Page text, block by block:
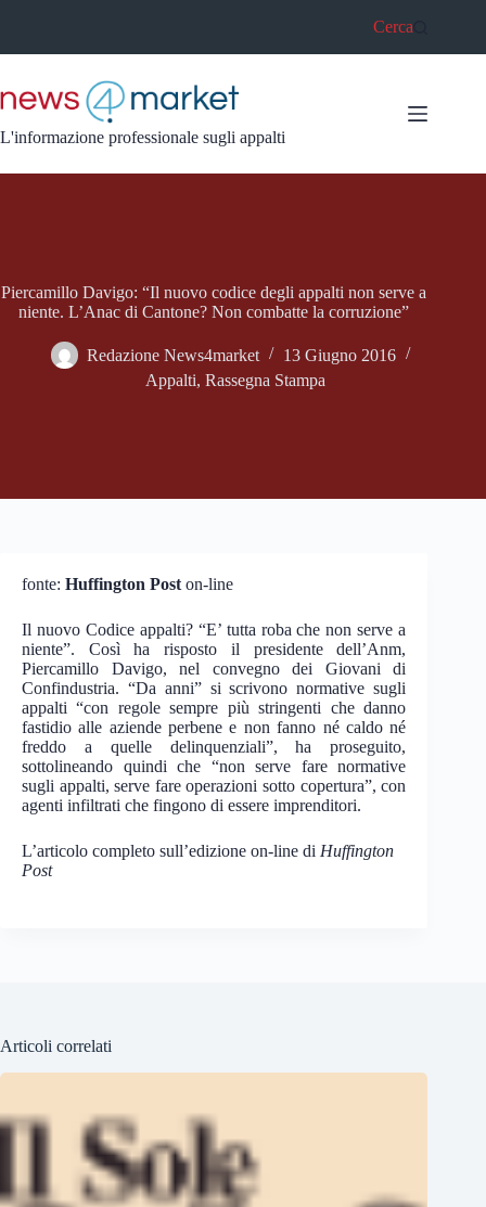
Cerca
L'informazione professionale sugli appalti
Piercamillo Davigo: “Il nuovo codice degli appalti non serve a
niente. L’Anac di Cantone? Non combatte la corruzione”
Redazione News4market
13 Giugno 2016
Appalti,Rassegna Stampa
fonte: Huffington Post on-line
Il nuovo Codice appalti? “E’ tutta roba che non serve a
niente”. Così ha risposto il presidente dell’Anm,
Piercamillo Davigo, nel convegno dei Giovani di
Confindustria. “Da anni” si scrivono normative sugli
appalti “con regole sempre più stringenti che danno
fastidio alle aziende perbene e non fanno né caldo né
freddo a quelle delinquenziali”, ha proseguito,
sottolineando quindi che “non serve fare normative
sugli appalti, serve fare operazioni sotto copertura”, con
agenti infiltrati che fingono di essere imprenditori.
L’articolo completo sull’edizione on-line di Huffington
Post
Articoli correlati